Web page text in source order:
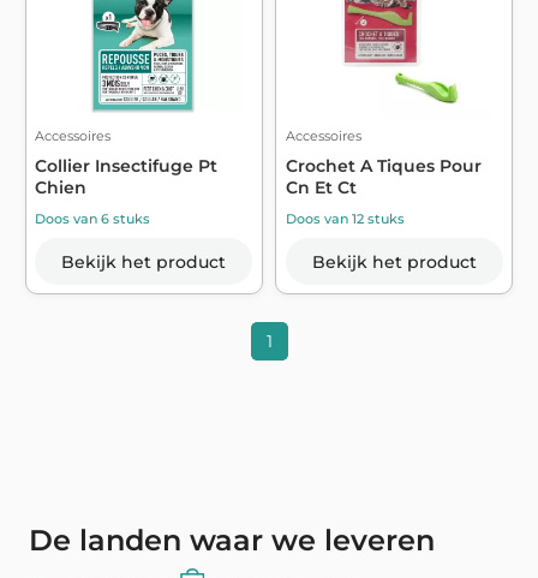
Accessoires
Collier Insectifuge Pt
Chien
Doos van 6 stuks
Bekijk het product
Accessoires
Crochet A Tiques Pour
Cn Et Ct
Doos van 12 stuks
Bekijk het product
1
De landen waar we leveren